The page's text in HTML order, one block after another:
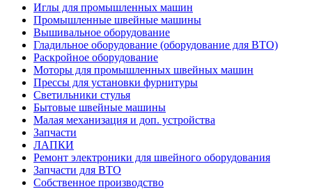
Иглы для промышленных машин
Промышленные швейные машины
Вышивальное оборудование
Гладильное оборудование (оборудование для ВТО)
Раскройное оборудование
Моторы для промышленных швейных машин
Прессы для установки фурнитуры
Светильники стулья
Бытовые швейные машины
Малая механизация и доп. устройства
Запчасти
ЛАПКИ
Ремонт электроники для швейного оборудования
Запчасти для ВТО
Собственное производство